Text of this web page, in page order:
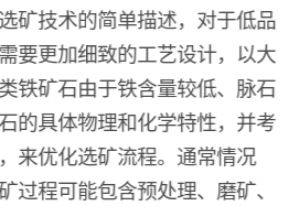
矿技术的简单描述，对于低品
要更加细致的工艺设计，以大
铁矿石由于铁含量较低、脉石
的具体物理和化学特性，并考
来优化选矿流程。通常情况
过程可能包含预处理、磨矿、